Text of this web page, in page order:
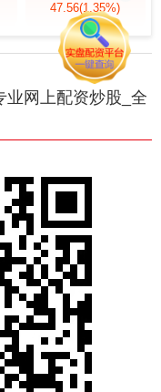
47.56(1.35%)
业网上配资炒股_全